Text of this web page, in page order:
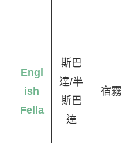
Engl
ish
Fella
斯巴
達/半
斯巴
達
宿霧